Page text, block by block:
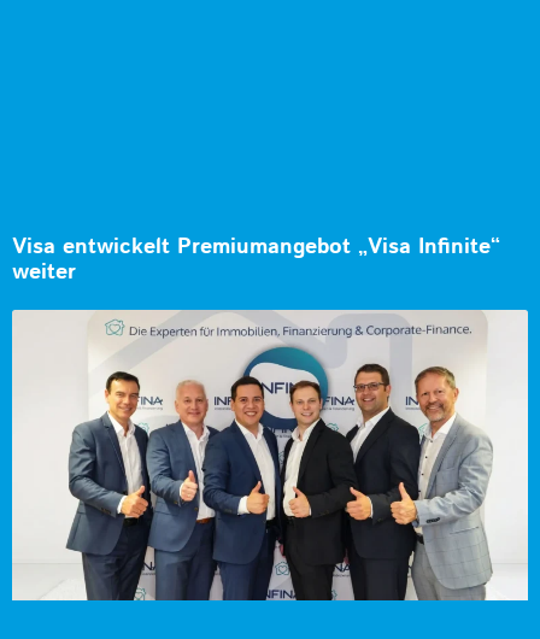
Visa entwickelt Premiumangebot „Visa Infinite“
weiter